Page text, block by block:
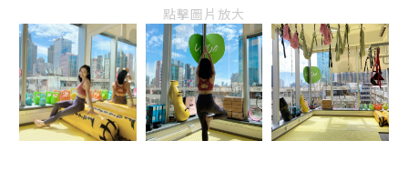
點擊圖片放大